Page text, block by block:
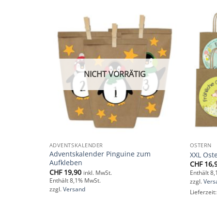
Add to
wishlist
NICHT VORRÄTIG
ADVENTSKALENDER
Adventskalender Pinguine zum
Aufkleben
CHF19,90 inkl. MwSt.
Enthält 8,1% MwSt.
zzgl. Versand
OSTERN
XXL
CHF
Enthält
zzgl.